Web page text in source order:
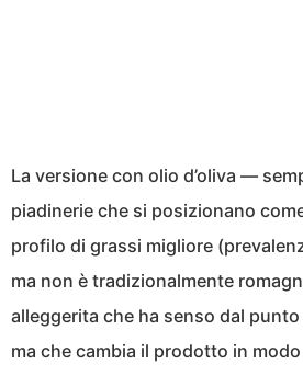
La versione con olio d’oliva —
piadinerie che si posizionano
profilo di grassi migliore
ma non è tradizionalmente
alleggerita che ha senso dal
ma che cambia il prodotto in